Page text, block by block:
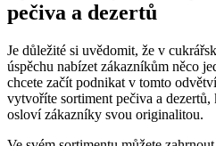
pečiva a dezertů
Je důležité si uvědomit, že v
úspěchu nabízet zákazníkům něco
chcete začít podnikat v tomto
vytvoříte sortiment pečiva a
osloví zákazníky svou originalitou.